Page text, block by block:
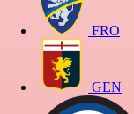
FRO
GEN